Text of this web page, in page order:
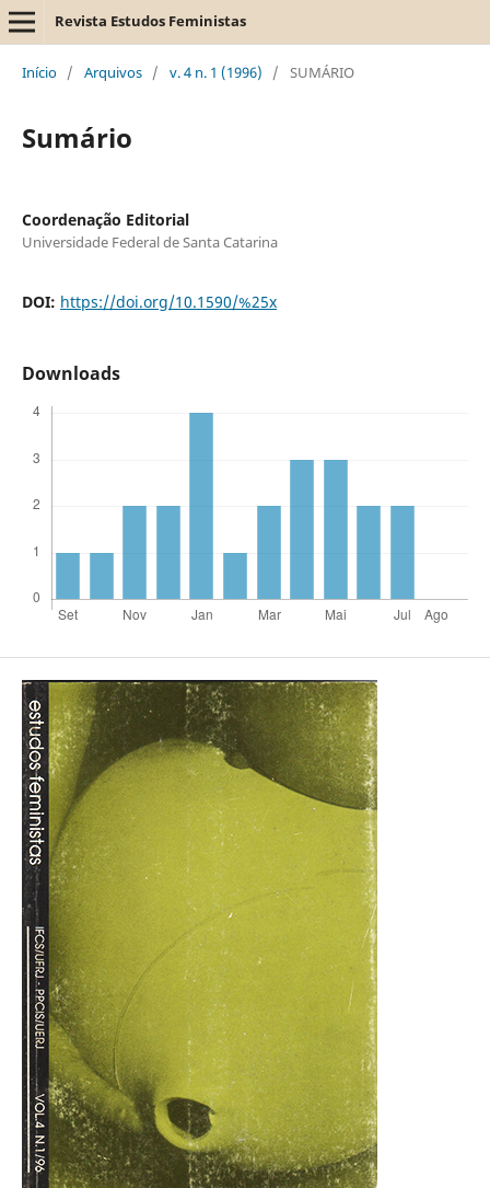
Revista Estudos Feministas
Início / Arquivos / v. 4 n. 1 (1996) / SUMÁRIO
Sumário
Coordenação Editorial
Universidade Federal de Santa Catarina
DOI: https://doi.org/10.1590/%25x
Downloads